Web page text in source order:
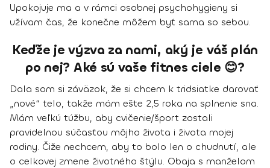
Upokojuje ma a v rámci osobnej psychohygieny si
užívam čas, že konečne môžem byť sama so sebou.
Keďže je výzva za nami, aký je váš plán
po nej? Aké sú vaše fitnes ciele 😊?
Dala som si záväzok, že si chcem k tridsiatke darovať
„nové“ telo, takže mám ešte 2,5 roka na splnenie sna.
Mám veľkú túžbu, aby cvičenie/šport zostali
pravidelnou súčasťou môjho života i života mojej
rodiny. Čiže nechcem, aby to bolo len o chudnutí, ale
o celkovej zmene životného štýlu. Obaja s manželom